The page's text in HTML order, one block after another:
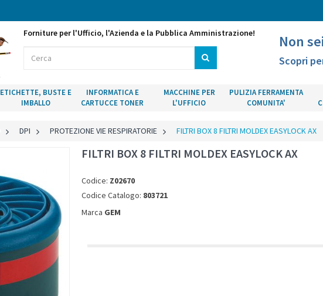
Forniture per l'Ufficio, l'Azienda e la Pubblica Amministrazione! Non
Scopri
ETICHETTE, BUSTE E
IMBALLO
INFORMATICA E
CARTUCCE TONER
MACCHINE PER
L'UFFICIO
PULIZIA FERRAMENTA
COMUNITA'
> DPI > PROTEZIONE VIE RESPIRATORIE > FILTRI BOX 8 FILTRI MOLDEX EASYLOCK AX
FILTRI BOX 8 FILTRI MOLDEX EASYLOCK AX
Codice: Z02670
Codice Catalogo: 803721
Marca GEM